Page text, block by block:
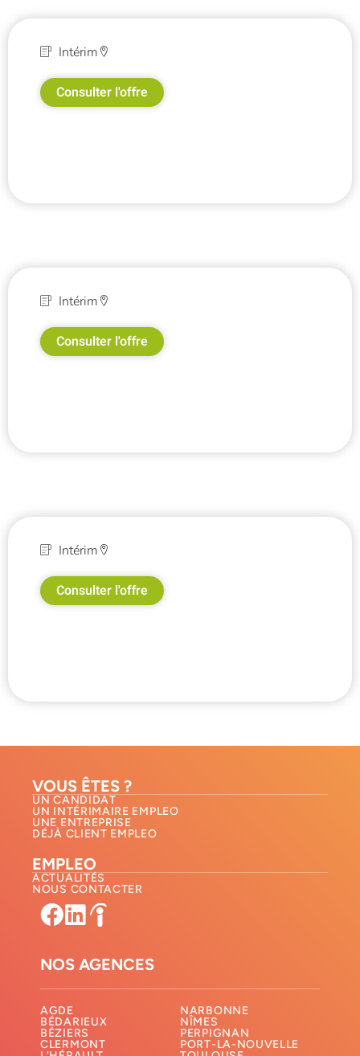
Intérim
Consulter l'offre
Intérim
Consulter l'offre
Intérim
Consulter l'offre
VOUS ÊTES ?
UN CANDIDAT
UN INTÉRIMAIRE EMPLEO
UNE ENTREPRISE
DÉJÀ CLIENT EMPLEO
EMPLEO
ACTUALITÉS
NOUS CONTACTER​
NOS AGENCES
AGDE
BÉDARIEUX
BÉZIERS
CLERMONT
NARBONNE
NÎMES
PERPIGNAN
PORT-LA-NOUVELLE